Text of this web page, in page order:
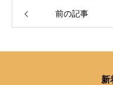
前の記事
新